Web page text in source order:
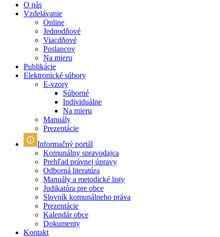
O nás
Vzdelávanie
Online
Jednodňové
Viacdňové
Poslancov
Na mieru
Publikácie
Elektronické súbory
E-vzory
Súborné
Individuálne
Na mieru
Manuály
Prezentácie
Informačný portál
Komunálny spravodajca
Prehľad právnej úpravy
Odborná literatúra
Manuály a metodické listy
Judikatúra pre obce
Slovník komunálneho práva
Prezentácie
Kalendár obce
Dokumenty
Kontakt